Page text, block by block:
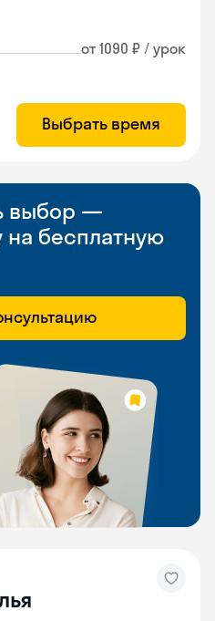
от 1090 ₽ / урок
Выбрать время
выбор —
на бесплатную